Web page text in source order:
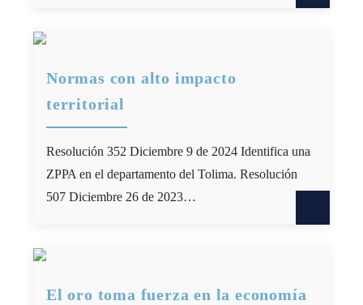
Normas con alto impacto
territorial
Resolución 352 Diciembre 9 de 2024 Identifica una
ZPPA en el departamento del Tolima. Resolución
507 Diciembre 26 de 2023…
El oro toma fuerza en la economía